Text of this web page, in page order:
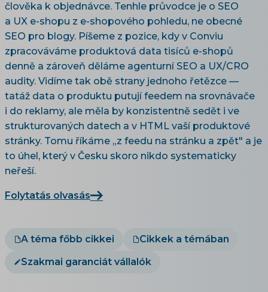
člověka k objednávce. Tenhle průvodce je o SEO
a UX e-shopu z e-shopového pohledu, ne obecné
SEO pro blogy. Píšeme z pozice, kdy v Conviu
zpracováváme produktová data tisíců e-shopů
denně a zároveň děláme agenturní SEO a UX/CRO
audity. Vidíme tak obě strany jednoho řetězce —
tatáž data o produktu putují feedem na srovnávače
i do reklamy, ale měla by konzistentně sedět i ve
strukturovaných datech a v HTML vaší produktové
stránky. Tomu říkáme „z feedu na stránku a zpět" a je
to úhel, který v Česku skoro nikdo systematicky
neřeší.
Folytatás olvasás
A téma főbb cikkei
Cikkek a témában
Szakmai garanciát vállalók